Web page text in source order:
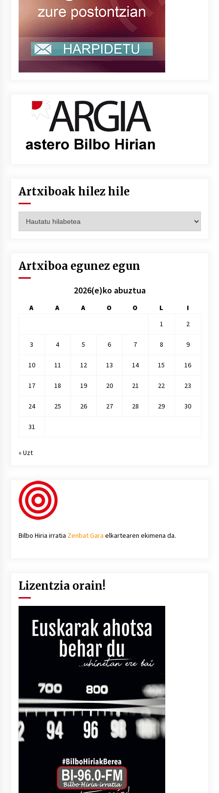
Artxiboak hilez hile
hilez
Artxiboa egunez egun
2026(e)ko abuztua
A A A O O L
I
1
2
3 4 5 6 7 8 9
10 11 12 13 14 15 16
17 18 19 20 21 22 23
24 25 26 27 28 29 30
31
« Uzt
Bilbo Hiria irratia Zenbat Gara elkartearen ekimena da.
Lizentzia orain!